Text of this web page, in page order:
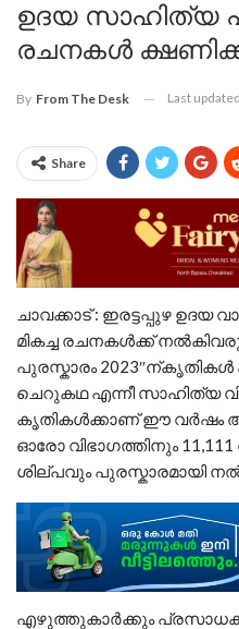
ഉദയ സാഹിത്യ
രചനകൾ
By From The Desk Last updated
Share
ചാവക്കാട് : ഇരട്ടപ്പുഴ ഉദയ
മികച്ച രചനകൾക്ക്
പുരസ്കാരം
ചെറുകഥ എന്നീ സാഹിത്യ
കൃതികൾക്കാണ് ഈ
ഓരോ വിഭാഗത്തിനും
ശില്പവും പുരസ്കാരമായി
എഴുത്തുകാർക്കും